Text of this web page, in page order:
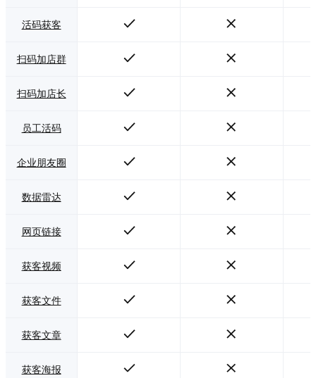
活码获客
扫码加店群
扫码加店长
员工活码
企业朋友圈
数据雷达
网页链接
获客视频
获客文件
获客文章
获客海报